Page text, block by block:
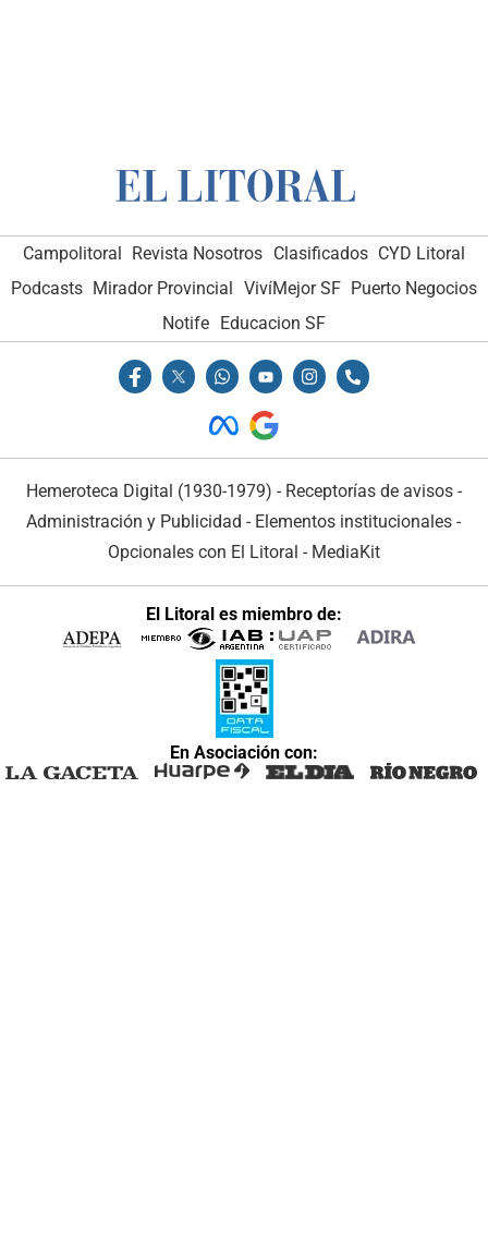
Campolitoral Revista Nosotros Clasificados CYD Litoral
Podcasts Mirador Provincial VivíMejor SF Puerto Negocios
Notife
Educacion SF
Hemeroteca Digital (1930-1979) - Receptorías de avisos -
Administración y Publicidad - Elementos institucionales -
Opcionales con El Litoral - MediaKit
El Litoral es miembro de:
En Asociación con: